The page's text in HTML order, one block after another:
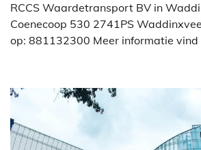
RCCS Waardetransport BV in
Coenecoop 530 2741PS
op: 881132300 Meer informatie vind